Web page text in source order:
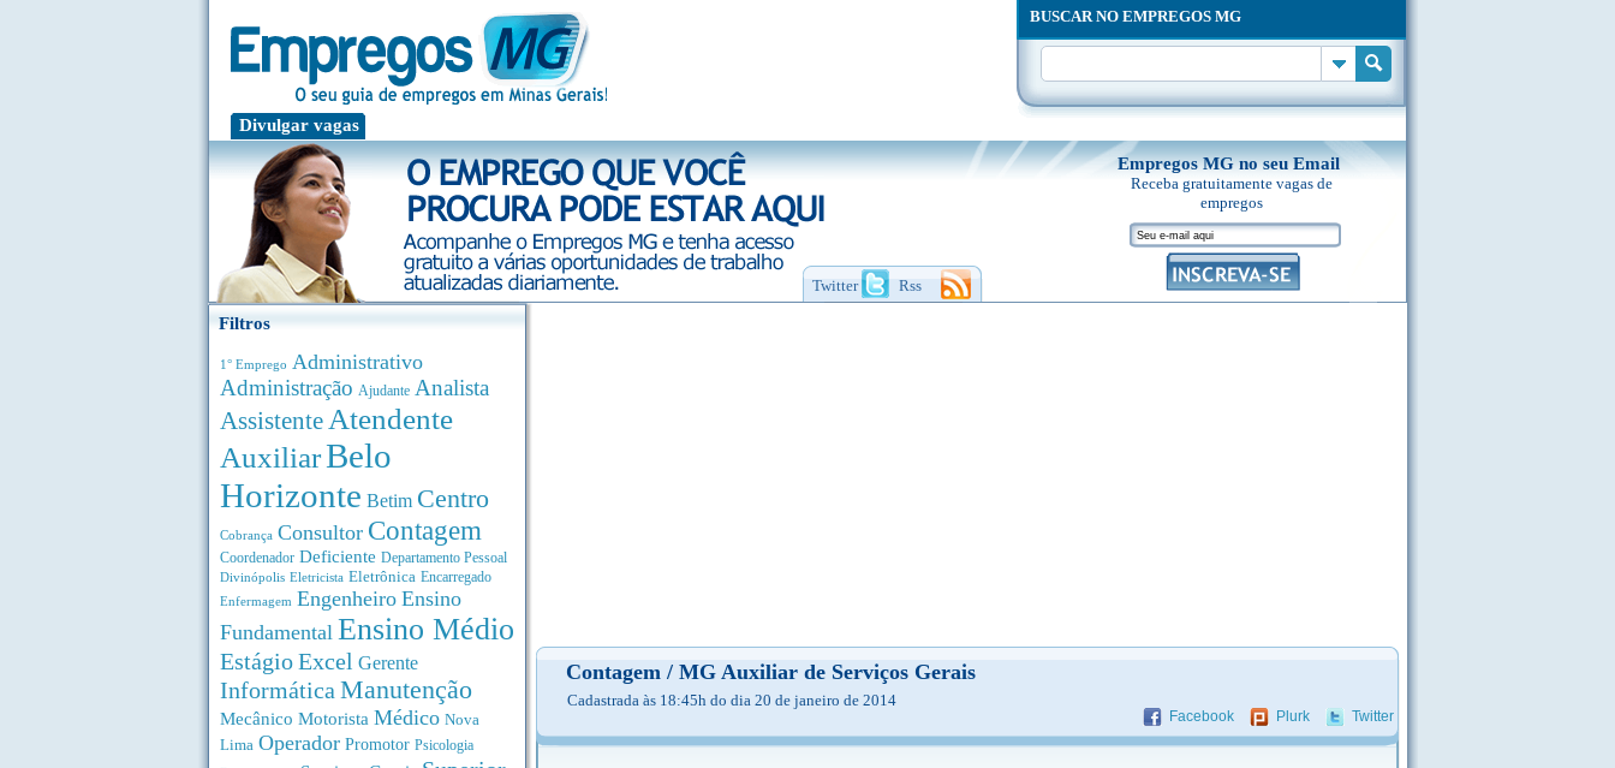
Divulgar vagas
BUSCAR NO EMPREGOS MG
Twitter Rss
Empregos MG no seu Email
Receba gratuitamente vagas de
empregos
Filtros
1° Emprego Administrativo
Administração Ajudante Analista
Assistente Atendente
AuxiliarBelo
Horizonte Betim Centro
Cobrança Consultor Contagem
Coordenador Deficiente Departamento Pessoal
Divinópolis Eletricista Eletrônica Encarregado
Enfermagem Engenheiro Ensino
Fundamental Ensino Médio
EstágioExcel Gerente
Informática Manutenção
Mecânico Motorista Médico Nova
Lima Operador Promotor Psicologia
Contagem / MG Auxiliar de Serviços Gerais
Cadastrada às 18:45h do dia 20 de janeiro de 2014
Facebook Plurk Twitter